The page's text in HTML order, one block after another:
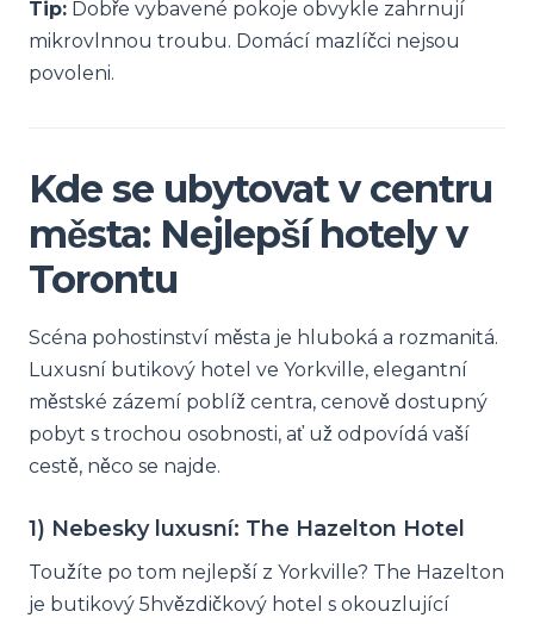
Tip: Dobře vybavené pokoje obvykle zahrnují
mikrovlnnou troubu. Domácí mazlíčci nejsou
povoleni.
Kde se ubytovat v centru
města: Nejlepší hotely v
Torontu
Scéna pohostinství města je hluboká a rozmanitá.
Luxusní butikový hotel ve Yorkville, elegantní
městské zázemí poblíž centra, cenově dostupný
pobyt s trochou osobnosti, ať už odpovídá vaší
cestě, něco se najde.
1) Nebesky luxusní: The Hazelton Hotel
Toužíte po tom nejlepší z Yorkville? The Hazelton
je butikový 5hvězdičkový hotel s okouzlující